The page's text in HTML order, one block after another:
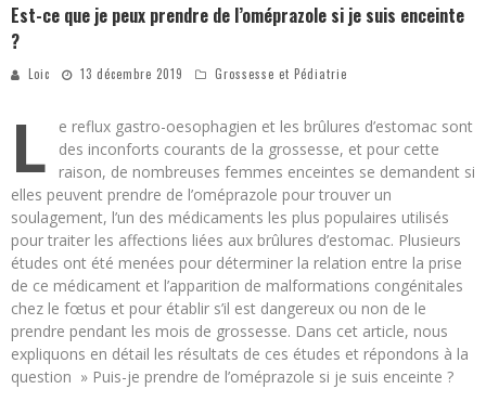
Est-ce que je peux prendre de l’oméprazole si je suis enceinte
?
Loic 13 décembre 2019 Grossesse et Pédiatrie
L
e reflux gastro-oesophagien et les brûlures d’estomac sont
des inconforts courants de la grossesse, et pour cette
raison, de nombreuses femmes enceintes se demandent si
elles peuvent prendre de l’oméprazole pour trouver un
soulagement, l’un des médicaments les plus populaires utilisés
pour traiter les affections liées aux brûlures d’estomac. Plusieurs
études ont été menées pour déterminer la relation entre la prise
de ce médicament et l’apparition de malformations congénitales
chez le fœtus et pour établir s’il est dangereux ou non de le
prendre pendant les mois de grossesse. Dans cet article, nous
expliquons en détail les résultats de ces études et répondons à la
question » Puis-je prendre de l’oméprazole si je suis enceinte ?